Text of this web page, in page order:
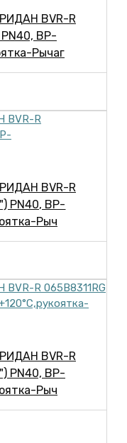
BVR-R
PN40, ВР-
Рычаг
BVR-R
PN40, ВР-
Рыч
BVR-R
PN40, ВР-
Рыч